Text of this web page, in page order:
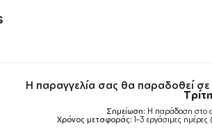
Η παραγγελία σας θα παραδοθεί
Σημείωση: Η παράδοση στο
Χρόνος μεταφοράς: 1–3 εργάσιμες ημέρες